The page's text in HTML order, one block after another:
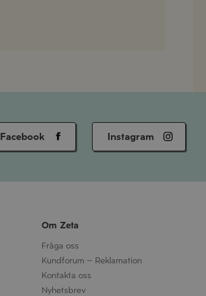
Facebook Instagram
Om Zeta
Fråga oss
Kundforum – Reklamation
Kontakta oss
Nyhetsbrev